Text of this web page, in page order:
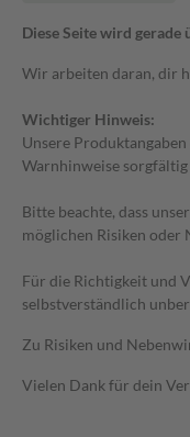
Diese Seite wird gerade
Wir arbeiten daran, dir
Wichtiger Hinweis:
Unsere
Warnhinweise sorgfältig
Bitte beachte, dass
möglichen Risiken oder
Für die Richtigkeit und
selbstverständlich
Zu Risiken und
Vielen Dank für dein